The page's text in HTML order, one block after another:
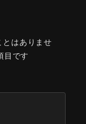
とはありませ
目です